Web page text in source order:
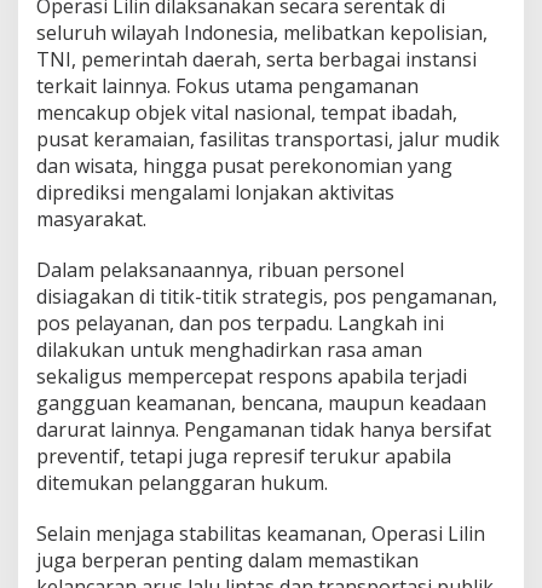
N
a
t
a
l
d
a
n
a
n
B
r
u
d
i
S
e
l
u
u
h
I
Operasi Lilin dilaksanakan secara serentak di
seluruh wilayah Indonesia, melibatkan kepolisian,
TNI, pemerintah daerah, serta berbagai instansi
terkait lainnya. Fokus utama pengamanan
mencakup objek vital nasional, tempat ibadah,
pusat keramaian, fasilitas transportasi, jalur mudik
dan wisata, hingga pusat perekonomian yang
diprediksi mengalami lonjakan aktivitas
masyarakat.
Dalam pelaksanaannya, ribuan personel
disiagakan di titik-titik strategis, pos pengamanan,
pos pelayanan, dan pos terpadu. Langkah ini
dilakukan untuk menghadirkan rasa aman
sekaligus mempercepat respons apabila terjadi
gangguan keamanan, bencana, maupun keadaan
darurat lainnya. Pengamanan tidak hanya bersifat
preventif, tetapi juga represif terukur apabila
ditemukan pelanggaran hukum.
Selain menjaga stabilitas keamanan, Operasi Lilin
juga berperan penting dalam memastikan